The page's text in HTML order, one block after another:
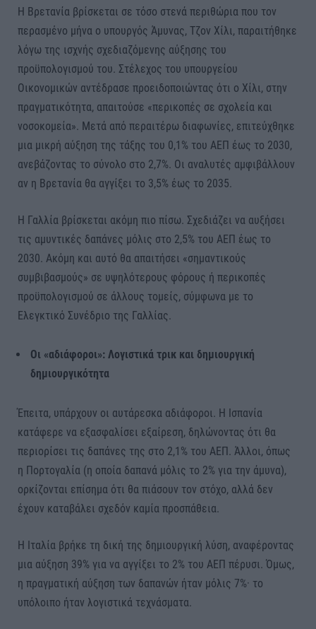
Η Βρετανία βρίσκεται σε τόσο στενά περιθώρια που τον
περασμένο μήνα ο υπουργός Άμυνας, Τζον Χίλι, παραιτήθηκε
λόγω της ισχνής σχεδιαζόμενης αύξησης του
προϋπολογισμού του. Στέλεχος του υπουργείου
Οικονομικών αντέδρασε προειδοποιώντας ότι ο Χίλι, στην
πραγματικότητα, απαιτούσε «περικοπές σε σχολεία και
νοσοκομεία». Μετά από περαιτέρω διαφωνίες, επιτεύχθηκε
μια μικρή αύξηση της τάξης του 0,1% του ΑΕΠ έως το 2030,
ανεβάζοντας το σύνολο στο 2,7%. Οι αναλυτές αμφιβάλλουν
αν η Βρετανία θα αγγίξει το 3,5% έως το 2035.
Η Γαλλία βρίσκεται ακόμη πιο πίσω. Σχεδιάζει να αυξήσει
τις αμυντικές δαπάνες μόλις στο 2,5% του ΑΕΠ έως το
2030. Ακόμη και αυτό θα απαιτήσει «σημαντικούς
συμβιβασμούς» σε υψηλότερους φόρους ή περικοπές
προϋπολογισμού σε άλλους τομείς, σύμφωνα με το
Ελεγκτικό Συνέδριο της Γαλλίας.
Οι «αδιάφοροι»: Λογιστικά τρικ και δημιουργική
δημιουργικότητα
Έπειτα, υπάρχουν οι αυτάρεσκα αδιάφοροι. Η Ισπανία
κατάφερε να εξασφαλίσει εξαίρεση, δηλώνοντας ότι θα
περιορίσει τις δαπάνες της στο 2,1% του ΑΕΠ. Άλλοι, όπως
η Πορτογαλία (η οποία δαπανά μόλις το 2% για την άμυνα),
ορκίζονται επίσημα ότι θα πιάσουν τον στόχο, αλλά δεν
έχουν καταβάλει σχεδόν καμία προσπάθεια.
Η Ιταλία βρήκε τη δική της δημιουργική λύση, αναφέροντας
μια αύξηση 39% για να αγγίξει το 2% του ΑΕΠ πέρυσι. Όμως,
η πραγματική αύξηση των δαπανών ήταν μόλις 7%· το
υπόλοιπο ήταν λογιστικά τεχνάσματα.